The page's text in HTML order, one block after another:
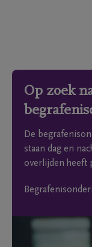
Op zoek
De
staan dag en
overlijden heeft